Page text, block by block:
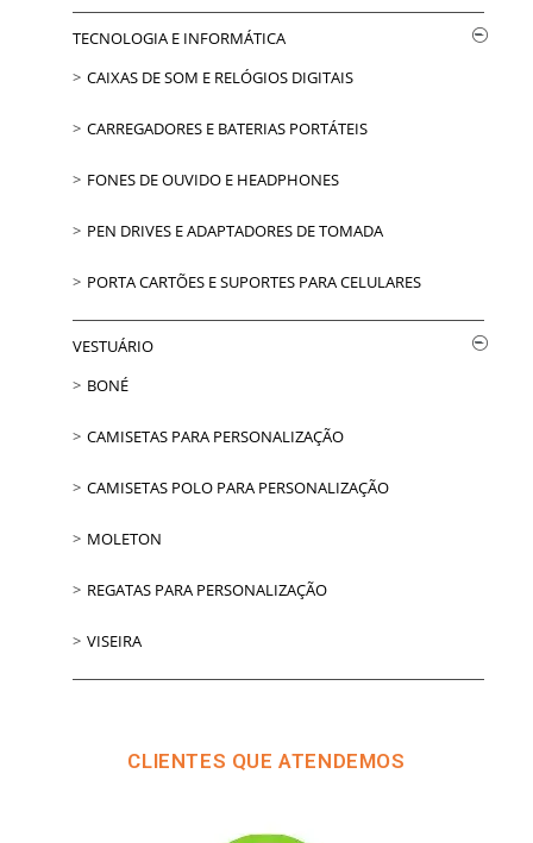
TECNOLOGIA E INFORMÁTICA
CAIXAS DE SOM E RELÓGIOS DIGITAIS
CARREGADORES E BATERIAS PORTÁTEIS
FONES DE OUVIDO E HEADPHONES
PEN DRIVES E ADAPTADORES DE TOMADA
PORTA CARTÕES E SUPORTES PARA CELULARES
VESTUÁRIO
BONÉ
CAMISETAS PARA PERSONALIZAÇÃO
CAMISETAS POLO PARA PERSONALIZAÇÃO
MOLETON
REGATAS PARA PERSONALIZAÇÃO
VISEIRA
CLIENTES QUE ATENDEMOS